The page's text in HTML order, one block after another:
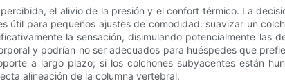
el alivio de la presión y el confort térmico. La
para pequeños ajustes de comodidad: suavizar un
la sensación, disimulando potencialmente las
y podrían no ser adecuados para huéspedes que
a largo plazo; si los colchones subyacentes están
alineación de la columna vertebral.